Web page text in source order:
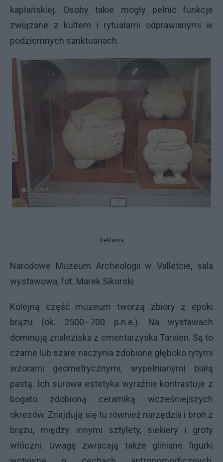
kapłańskiej. Osoby takie mogły pełnić funkcje
związane z kultem i rytuałami odprawianymi w
podziemnych sanktuariach.
Reklama
Narodowe Muzeum Archeologii w Valletcie, sala
wystawowa, fot. Marek Sikorski
Kolejną część muzeum tworzą zbiory z epoki
brązu (ok. 2500–700 p.n.e.). Na wystawach
dominują znaleziska z cmentarzyska Tarxien. Są to
czarne lub szare naczynia zdobione głęboko rytymi
wzorami geometrycznymi, wypełnianymi białą
pastą. Ich surowa estetyka wyraźnie kontrastuje z
bogato zdobioną ceramiką wcześniejszych
okresów. Znajdują się tu również narzędzia i broń z
brązu, między innymi sztylety, siekiery i groty
włóczni. Uwagę zwracają także gliniane figurki